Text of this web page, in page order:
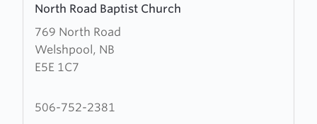
North Road Baptist Church
769 North Road
Welshpool, NB
E5E 1C7
more
about
North
Road
Church
506-752-2381